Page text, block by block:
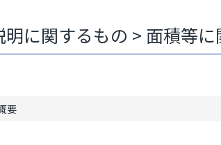
に関するもの > 面積等
要